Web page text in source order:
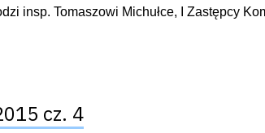
insp. Tomaszowi Michułce, I Zastępcy
cz. 4